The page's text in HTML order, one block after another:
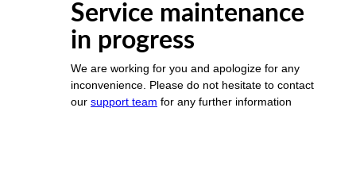
Service maintenance
in progress
We are working for you and apologize for any
inconvenience. Please do not hesitate to contact
our support team for any further information